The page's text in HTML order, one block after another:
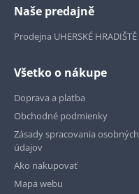
Naše predajně
Prodejna UHERSKÉ HRADIŠTĚ
Všetko o nákupe
Doprava a platba
Obchodné podmienky
Zásady spracovania osobných
údajov
Ako nakupovať
Mapa webu